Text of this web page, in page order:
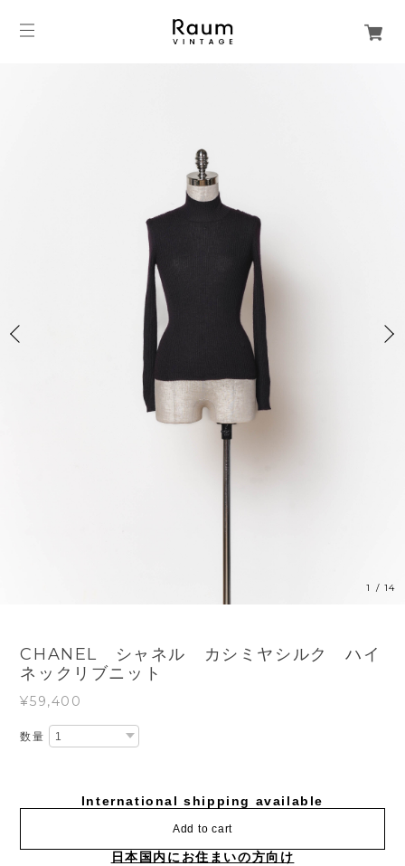
1 / 14
CHANEL シャネル カシミヤシルク ハイ
ネックリブニット
¥59,400
数量
International shipping available
Add to cart
日本国内にお住まいの方向け